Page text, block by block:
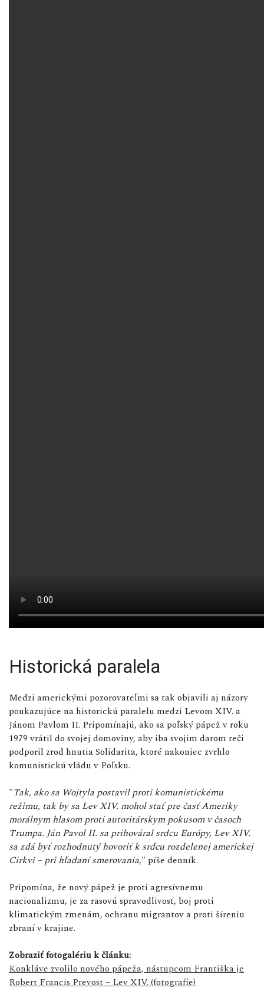
Historická paralela
Medzi americkými pozorovateľmi sa tak objavili aj názory
poukazujúce na historickú paralelu medzi Levom XIV. a
Jánom Pavlom II. Pripomínajú, ako sa poľský pápež v roku
1979 vrátil do svojej domoviny, aby iba svojim darom reči
podporil zrod hnutia Solidarita, ktoré nakoniec zvrhlo
komunistickú vládu v Poľsku.
"Tak, ako sa Wojtyla postavil proti komunistickému
režimu, tak by sa Lev XIV. mohol stať pre časť Ameriky
morálnym hlasom proti autoritárskym pokusom v časoch
Trumpa. Ján Pavol II. sa prihováral srdcu Európy, Lev XIV.
sa zdá byť rozhodnutý hovoriť k srdcu rozdelenej americkej
Cirkvi – pri hľadaní smerovania," píše denník.
Pripomína, že nový pápež je proti agresívnemu
nacionalizmu, je za rasovú spravodlivosť, boj proti
klimatickým zmenám, ochranu migrantov a proti šíreniu
zbraní v krajine.
Zobraziť fotogalériu k článku:
Konkláve zvolilo nového pápeža, nástupcom Františka je
Robert Francis Prevost – Lev XIV. (fotografie)